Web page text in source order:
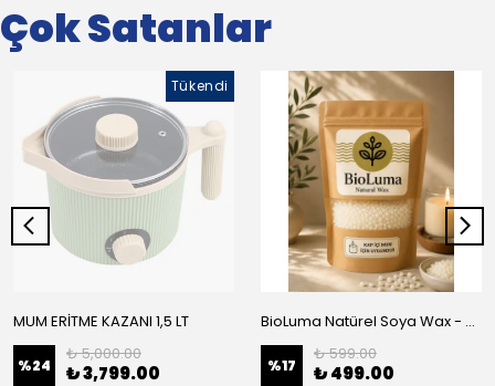
Çok Satanlar
Tükendi
MUM ERİTME KAZANI 1,5 LT
%24
₺ 5,000.00
₺ 3,799.00
BioLuma Natürel Soya Wax - Kap İçi Mum
%17
₺ 599.00
₺ 499.00